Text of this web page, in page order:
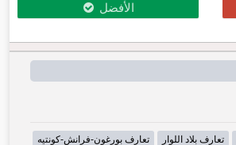
الأفضل
تعارف بلاد اللوار تعارف بورغون-فرانش-كونتيه